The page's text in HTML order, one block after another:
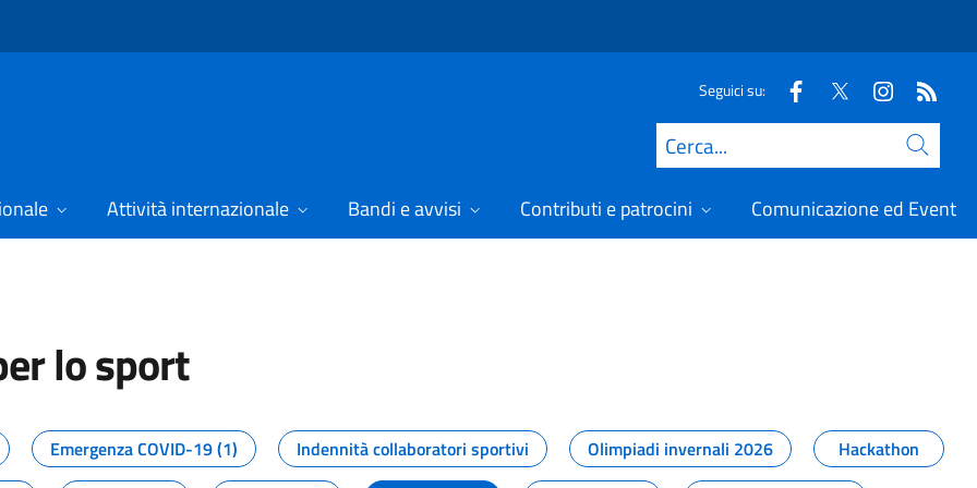
Seguici su:
Cerca
Attività internazionale Bandi e avvisi Contributi e patrocini Comunicazione ed Eventi
lo sport
dal Dipartimento per lo sport
Emergenza COVID-19 (1) Indennità collaboratori sportivi Olimpiadi invernali 2026
Hackathon